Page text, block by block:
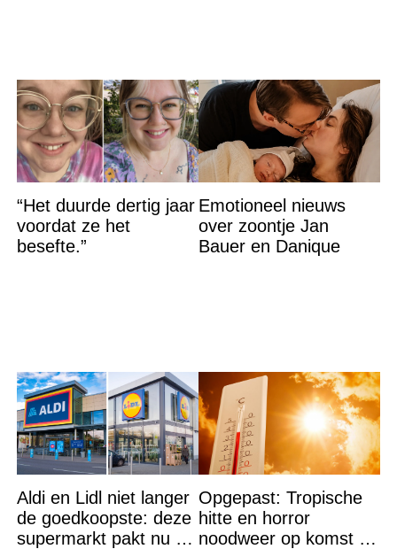
“Het duurde dertig jaar
voordat ze het
besefte.”
Emotioneel nieuws
over zoontje Jan
Bauer en Danique
Aldi en Lidl niet langer
de goedkoopste: deze
supermarkt pakt nu de
Opgepast: Tropische
hitte en horror
noodweer op komst –